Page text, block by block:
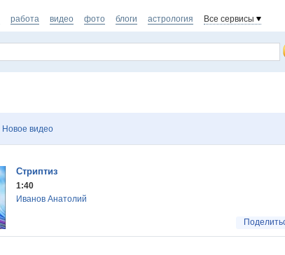
работа видео фото блоги астрология Все сервисы
Новое видео
Стриптиз
1:40
Иванов Анатолий